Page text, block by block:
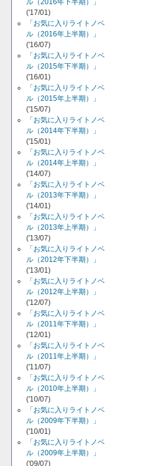
ル（2016年下半期）」
('17/01)
「お気に入りライトノベ
ル（2016年上半期）」
('16/07)
「お気に入りライトノベ
ル（2015年下半期）」
('16/01)
「お気に入りライトノベ
ル（2015年上半期）」
('15/07)
「お気に入りライトノベ
ル（2014年下半期）」
('15/01)
「お気に入りライトノベ
ル（2014年上半期）」
('14/07)
「お気に入りライトノベ
ル（2013年下半期）」
('14/01)
「お気に入りライトノベ
ル（2013年上半期）」
('13/07)
「お気に入りライトノベ
ル（2012年下半期）」
('13/01)
「お気に入りライトノベ
ル（2012年上半期）」
('12/07)
「お気に入りライトノベ
ル（2011年下半期）」
('12/01)
「お気に入りライトノベ
ル（2011年上半期）」
('11/07)
「お気に入りライトノベ
ル（2010年上半期）」
('10/07)
「お気に入りライトノベ
ル（2009年下半期）」
('10/01)
「お気に入りライトノベ
ル（2009年上半期）」
('09/07)